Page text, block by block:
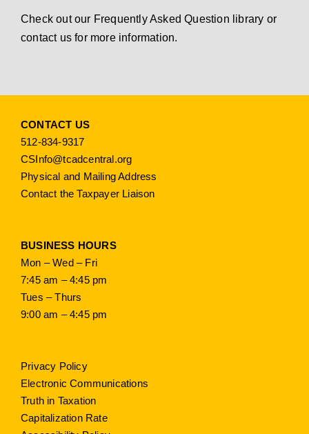
Check out our Frequently Asked Question library or
contact usfor more information.
CONTACT US
512-834-9317
CSInfo@tcadcentral.org
Physical and Mailing Address
Contact the Taxpayer Liaison
BUSINESS HOURS
Mon – Wed – Fri
7:45 am – 4:45 pm
Tues – Thurs
9:00 am – 4:45 pm
Privacy Policy
Electronic Communications
Truth in Taxation
Capitalization Rate